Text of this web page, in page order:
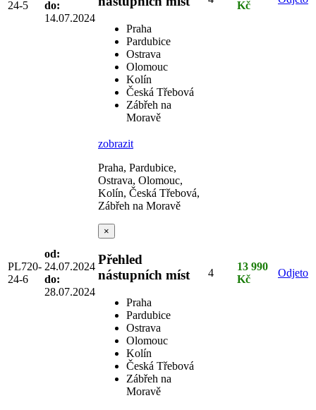
24-5
do:
14.07.2024
Praha
Pardubice
Ostrava
Olomouc
Kolín
Česká Třebová
Zábřeh na
Moravě
Kč
PL720-
24-6
od:
24.07.2024
do:
28.07.2024
zobrazit
Praha, Pardubice,
Ostrava, Olomouc,
Kolín, Česká Třebová,
Zábřeh na Moravě
×
Přehled
nástupních míst
Praha
Pardubice
Ostrava
Olomouc
Kolín
Česká Třebová
Zábřeh na
Moravě
4
13 990
Kč
Odjeto